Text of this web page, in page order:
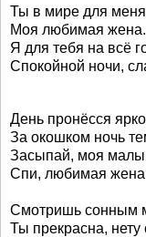
Ты в мире для
Моя любимая жена.
Я для тебя на всё
Спокойной ночи,
День пронёсся
За окошком ночь
Засыпай, моя
Спи, любимая
Смотришь сонным
Ты прекрасна, нету